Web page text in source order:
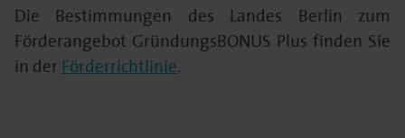
Die Bestimmungen des Landes Berlin zum
Förderangebot GründungsBONUS Plus finden Sie
in derFörderrichtlinie.